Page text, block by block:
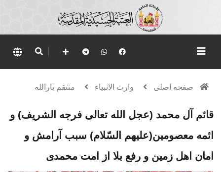
صفحه اصلی وارث الانبياء منتقم ثارالله
قائم آل محمد (عجل الله تعالی فرجه الشریف) و
ائمه معصومین(علیهم السّلام) سبب آرامش و
امان اهل زمین و رفع بلا از امت محمدی